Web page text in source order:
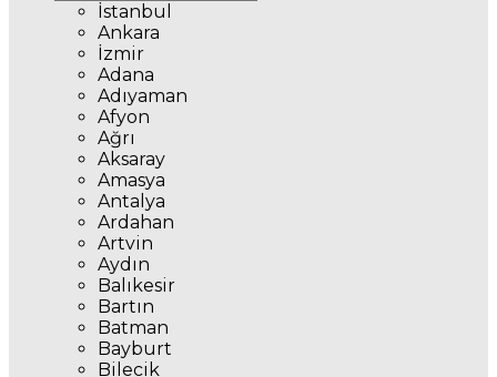
İstanbul
Ankara
İzmir
Adana
Adıyaman
Afyon
Ağrı
Aksaray
Amasya
Antalya
Ardahan
Artvin
Aydın
Balıkesir
Bartın
Batman
Bayburt
Bilecik